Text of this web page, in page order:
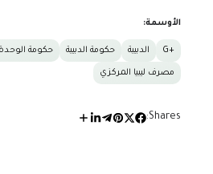
الأوسمة:
+G الدبيبة حكومة الدبيبة حكومة الوحدة
مصرف ليبيا المركزي
Shares: